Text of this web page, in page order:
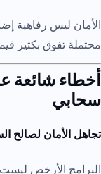
الأمان ليس رفاهية
محتملة تفوق بكثير
أخطاء شائعة
سحابي
تجاهل الأمان لصالح
البرامج الأرخص ليست